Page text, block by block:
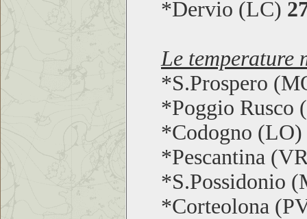
*Dervio (LC)
Le temperature
*S.Prospero
*Poggio
*Codogno
*Pescantina
*S.Possidonio
*Corteolona